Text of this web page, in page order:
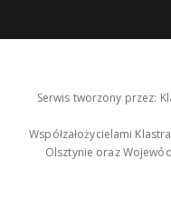
Serwis tworzony przez:
Współzałożycielami
Olsztynie oraz